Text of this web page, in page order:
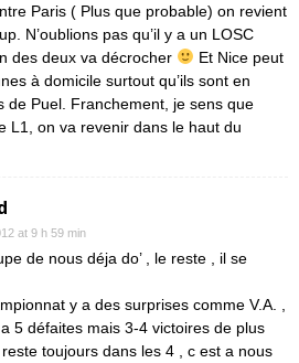
Paris ( Plus que probable) on revient
N’oublions pas qu’il y a un LOSC
des deux va décrocher
Et Nice peut
à domicile surtout qu’ils sont en
de Puel. Franchement, je sens que
L1, on va revenir dans le haut du
at 9 h 59 min
de nous déja do’ , le reste , il se
y a des surprises comme V.A. ,
5 défaites mais 3-4 victoires de plus
toujours dans les 4 , c est a nous